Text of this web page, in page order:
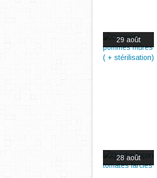
29 août
28 août